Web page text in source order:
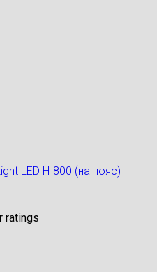
LED H-800 (на пояс)
ratings